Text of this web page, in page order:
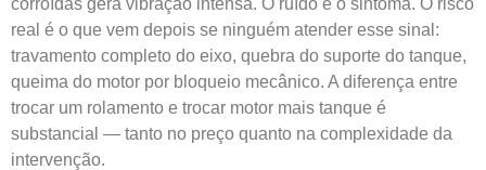
real é o que vem depois se ninguém atender esse sinal:
travamento completo do eixo, quebra do suporte do tanque,
queima do motor por bloqueio mecânico. A diferença entre
trocar um rolamento e trocar motor mais tanque é
substancial — tanto no preço quanto na complexidade da
intervenção.